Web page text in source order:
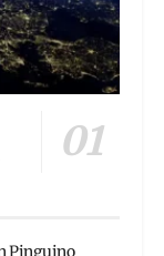
Pinguino